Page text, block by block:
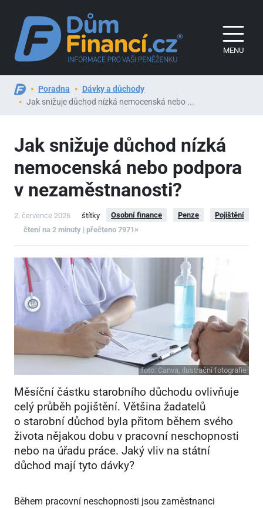
MENU
Poradna
Dávky a důchody
Jak snižuje důchod nízká nemocenská nebo ...
Jak snižuje důchod nízká
nemocenská nebo podpora
v nezaměstnanosti?
2. července 2026 štítky Osobní finance Penze
Pojištění
čtení na 2 minuty | přečteno 7971×
foto: Canva, ilustrační fotografie
Měsíční částku starobního důchodu ovlivňuje
celý průběh pojištění. Většina žadatelů
o starobní důchod byla přitom během svého
života nějakou dobu v pracovní neschopnosti
nebo na úřadu práce. Jaký vliv na státní
důchod mají tyto dávky?
Během pracovní neschopnosti jsou zaměstnanci